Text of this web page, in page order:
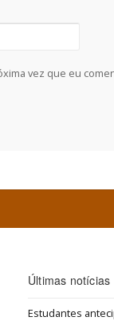
vez que eu
Últimas notícias
Estudantes